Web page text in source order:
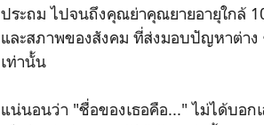
ประถม ไปจนถึงคุณย่าคุณยายอายุใกล้
และสภาพของสังคม ที่ส่งมอบปัญหาต่าง
เท่านั้น
แน่นอนว่า "ชื่อของเธอคือ..." ไม่ได้บอ